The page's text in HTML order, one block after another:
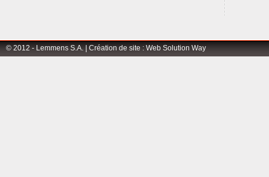
© 2012 - Lemmens S.A. | Création de site : Web Solution Way